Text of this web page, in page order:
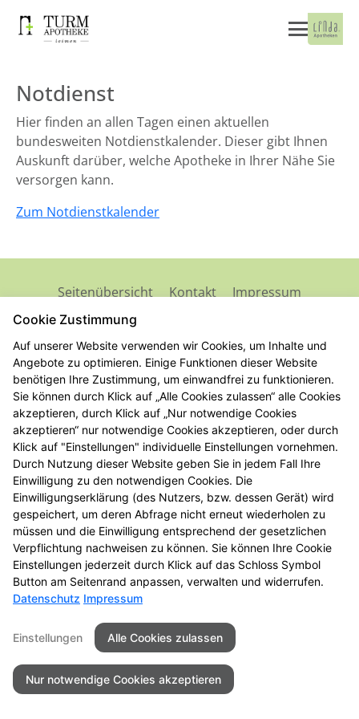
Notdienst
Hier finden an allen Tagen einen aktuellen
bundesweiten Notdienstkalender. Dieser gibt Ihnen
Auskunft darüber, welche Apotheke in Ihrer Nähe Sie
versorgen kann.
Zum Notdienstkalender
Seitenübersicht Kontakt
Impressum
Datenschutz
© 2026 Turm-Apotheke
Cookie Zustimmung
Auf unserer Website verwenden wir Cookies, um Inhalte und
Angebote zu optimieren. Einige Funktionen dieser Website
benötigen Ihre Zustimmung, um einwandfrei zu funktionieren.
Sie können durch Klick auf „Alle Cookies zulassen“ alle Cookies
akzeptieren, durch Klick auf „Nur notwendige Cookies
akzeptieren“ nur notwendige Cookies akzeptieren, oder durch
Klick auf "Einstellungen" individuelle Einstellungen vornehmen.
Durch Nutzung dieser Website geben Sie in jedem Fall Ihre
Einwilligung zu den notwendigen Cookies. Die
Einwilligungserklärung (des Nutzers, bzw. dessen Gerät) wird
gespeichert, um deren Abfrage nicht erneut wiederholen zu
müssen und die Einwilligung entsprechend der gesetzlichen
Verpflichtung nachweisen zu können. Sie können Ihre Cookie
Einstellungen jederzeit durch Klick auf das Schloss Symbol
Button am Seitenrand anpassen, verwalten und widerrufen.
Datenschutz Impressum
Einstellungen Alle Cookies zulassen
Nur notwendige Cookies akzeptieren